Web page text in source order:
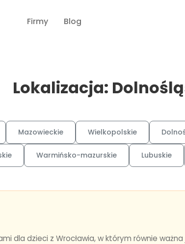
Firmy Blog
Lokalizacja:
Mazowieckie Wielkopolskie
Warmińsko-mazurskie Lubuskie
dla dzieci z Wrocławia, w którym równie